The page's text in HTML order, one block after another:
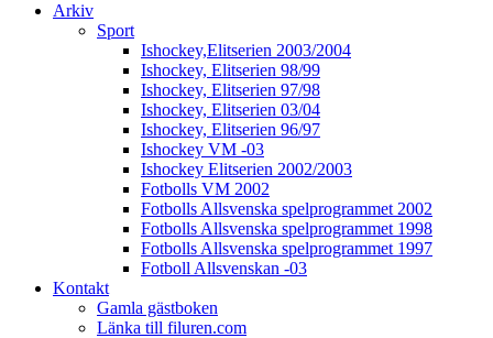
Arkiv
Sport
Ishockey,Elitserien 2003/2004
Ishockey, Elitserien 98/99
Ishockey, Elitserien 97/98
Ishockey, Elitserien 03/04
Ishockey, Elitserien 96/97
Ishockey VM -03
Ishockey Elitserien 2002/2003
Fotbolls VM 2002
Fotbolls Allsvenska spelprogrammet 2002
Fotbolls Allsvenska spelprogrammet 1998
Fotbolls Allsvenska spelprogrammet 1997
Fotboll Allsvenskan -03
Kontakt
Gamla gästboken
Länka till filuren.com